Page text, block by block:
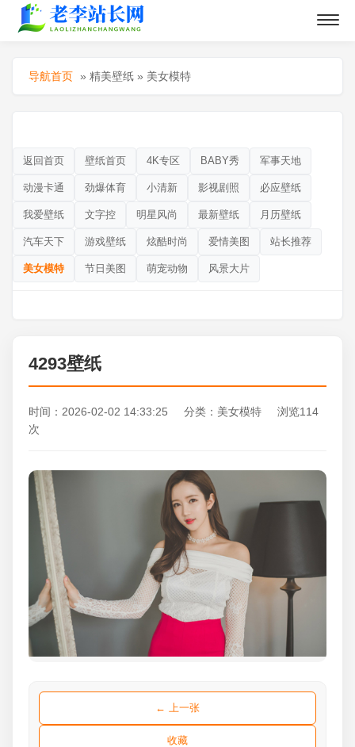
导航首页 » 精美壁纸 » 美女模特
返回首页 壁纸首页 4K专区 BABY秀 军事天地
动漫卡通 劲爆体育 小清新 影视剧照 必应壁纸
我爱壁纸 文字控 明星风尚 最新壁纸 月历壁纸
汽车天下 游戏壁纸 炫酷时尚 爱情美图 站长推荐
美女模特 节日美图 萌宠动物 风景大片
4293壁纸
时间：2026-02-02 14:33:25 分类：美女模特 浏览114
次
← 上一张
收藏